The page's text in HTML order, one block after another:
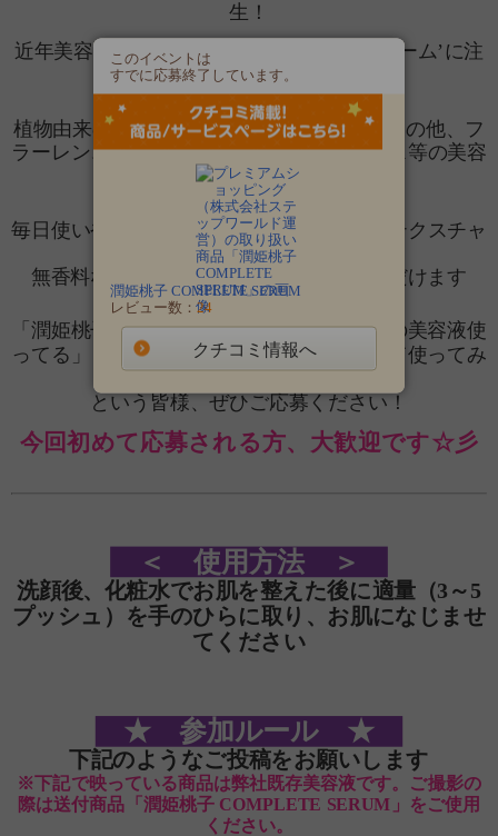
生！
近年美容分野で注目を集めている‘エクソソーム’に注
目して開発した美容液
植物由来のクコカルス培養エキス（保湿成分） の他、フ
ラーレン、ナイアシンアミド、モモ葉エキス等の美容
成分も配合
毎日使いやすいとろみのあるなじみの良いテクスチャ
ー
無香料なので、気軽にサッとお使いいただけます
「潤姫桃子ブランド大好き！」「潤姫桃子の美容液使
ってる」「ドラッグストアで見たことあって使ってみ
という皆様 、ぜひご応募ください！
今回初めて応募される方、大歓迎です☆彡
＜ 使用方法 ＞
洗顔後、化粧水でお肌を整えた後に適量（3～5
プッシュ）を手のひらに取り、お肌になじませ
てくださ い
★ 参加ルール ★
下記のようなご投稿をお願いします
※下記で映っている商品は弊社既存美容液です。ご撮影の
際は送付商品「潤姫桃子 COMPLETE SERUM」をご使用
ください。
このイベントは
すでに応募終了しています。
潤姫桃子 COMPLETE SERUM
レビュー数：24
クチコミ情報へ